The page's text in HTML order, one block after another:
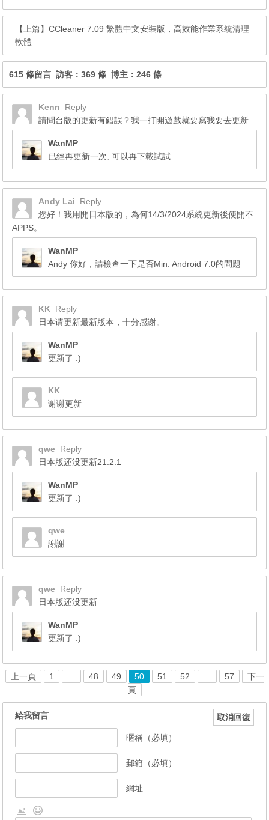
【上篇】CCleaner 7.09 繁體中文安裝版，高效能作業系統清理
軟體
615 條留言 訪客：369 條 博主：246 條
Kenn
Reply
請問台版的更新有錯誤？我一打開遊戲就要寫我要去更新
WanMP
已經再更新一次, 可以再下載試試
Andy Lai
Reply
您好！我用開日本版的，為何14/3/2024系統更新後便開不
APPS。
WanMP
Andy 你好，請檢查一下是否Min: Android 7.0的問題
KK
Reply
日本请更新最新版本，十分感谢。
WanMP
更新了 :)
KK
谢谢更新
qwe Reply
日本版还没更新21.2.1
WanMP
更新了 :)
qwe
謝謝
qwe Reply
日本版还没更新
WanMP
更新了 :)
上一頁 1 48 49 50 51 52 57
下一
頁
給我留言 取消回復
暱稱（必填）
郵箱（必填）
網址